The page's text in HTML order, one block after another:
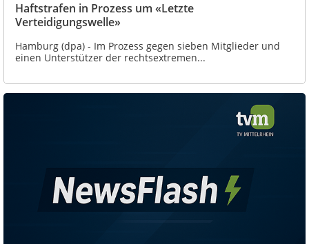
Haftstrafen in Prozess um «Letzte
Verteidigungswelle»
Hamburg (dpa) - Im Prozess gegen sieben Mitglieder und
einen Unterstützer der rechtsextremen...